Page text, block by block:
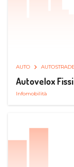
AUTO AUTOSTRADE
Autovelox
Infomobilità